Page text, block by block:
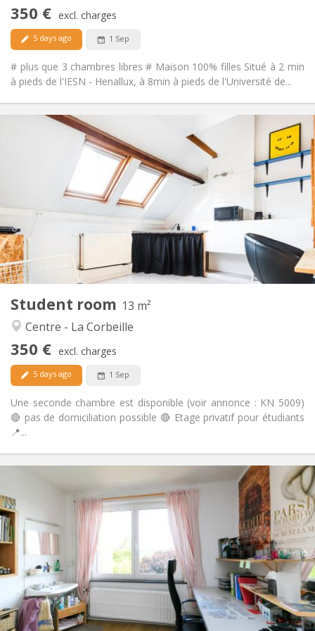
350 € excl. charges
5 days ago 1 Sep
# plus que 3 chambres libres # Maison 100% filles Situé à 2 min
à pieds de l'IESN - Henallux, à 8min à pieds de l'Université de...
Student room 13 m²
Centre - La Corbeille
350 € excl. charges
5 days ago 1 Sep
Une seconde chambre est disponible (voir annonce : KN 5009)
🔴 pas de domiciliation possible 🔴 Etage privatif pour étudiants
📍...
Practical Info
Rent:
350 €
Charges:
50 €
Duration:
10 months
Domiciliation:
Arrangement
Bathroom:
Shared bathroom
Kitchen:
in room
Surface:
13 m
2
Private rooms:
1
Practical Info
Rent:
340 €
Charges:
90 €
Duration:
12 months
Domiciliation:
No
Arrangement
Bathroom:
Shared bathroom
Kitchen:
Shared kitchen
Surface:
16 m
2